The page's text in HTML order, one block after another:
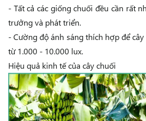
- Tất cả các giống chuối đều cần rất
trưởng và phát triển.
- Cường độ ánh sáng thích hợp để
từ 1.000 - 10.000 lux.
Hiệu quả kinh tế của cây chuối